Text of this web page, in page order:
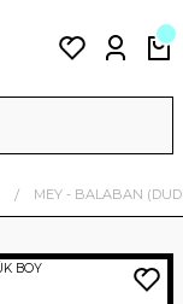
MEY - BALABAN